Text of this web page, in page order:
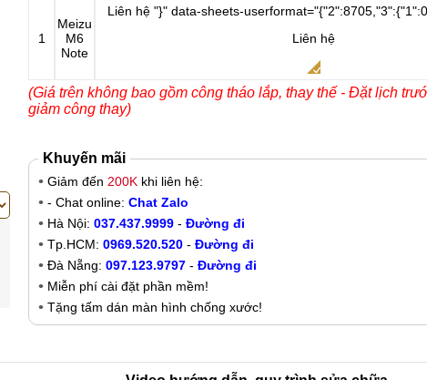
1
Meizu
M6
Note
Liên hệ "}" data-sheets-
Liên hệ
(Giá trên không bao gồm công tháo lắp, thay thế - Đặt lịch
giảm công thay)
Khuyến mãi
Giảm đến 200K khi liên hệ:
- Chat online: Chat Zalo
Hà Nội: 037.437.9999 - Đường đi
Tp.HCM: 0969.520.520 - Đường đi
Đà Nẵng: 097.123.9797 - Đường đi
Miễn phí cài đặt phần mềm!
Tặng tấm dán màn hình chống xước!